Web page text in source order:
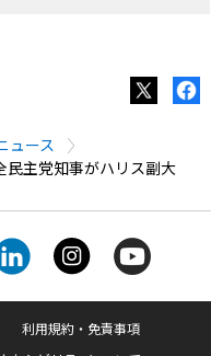
ュース
民主党知事がハリス副大
利用規約・免責事項